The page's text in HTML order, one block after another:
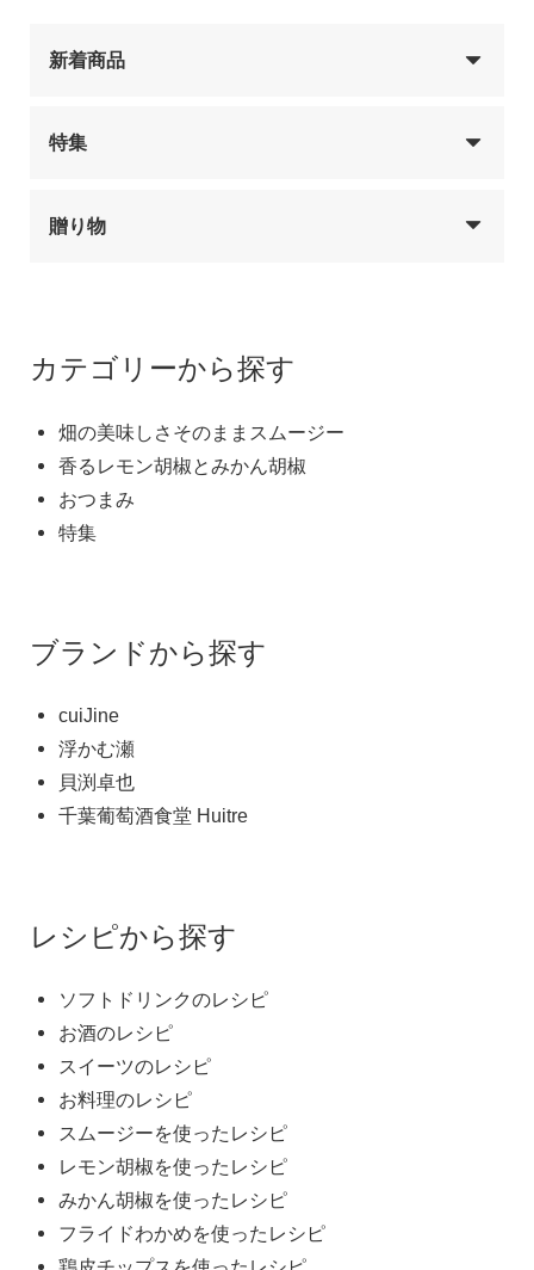
新着商品
特集
贈り物
カテゴリーから探す
畑の美味しさそのままスムージー
香るレモン胡椒とみかん胡椒
おつまみ
特集
ブランドから探す
cuiJine
浮かむ瀬
貝渕卓也
千葉葡萄酒食堂 Huitre
レシピから探す
ソフトドリンクのレシピ
お酒のレシピ
スイーツのレシピ
お料理のレシピ
スムージーを使ったレシピ
レモン胡椒を使ったレシピ
みかん胡椒を使ったレシピ
フライドわかめを使ったレシピ